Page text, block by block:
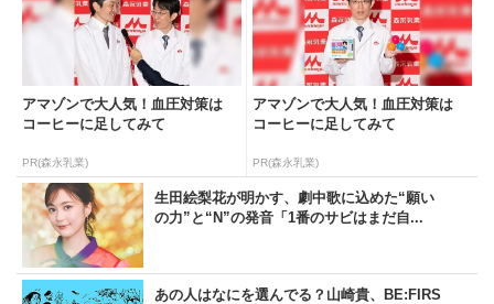
アマゾンで大人気！血圧対策は
コーヒーに足してみて
PR(森永乳業)
アマゾンで大人気！血圧対策は
コーヒーに足してみて
PR(森永乳業)
生田絵梨花が明かす、劇中歌に込めた“願い
の力”と“N”の発音「1番のサビはまだ自...
あの人はなにを選んでる？山崎貴、BE:FIRS